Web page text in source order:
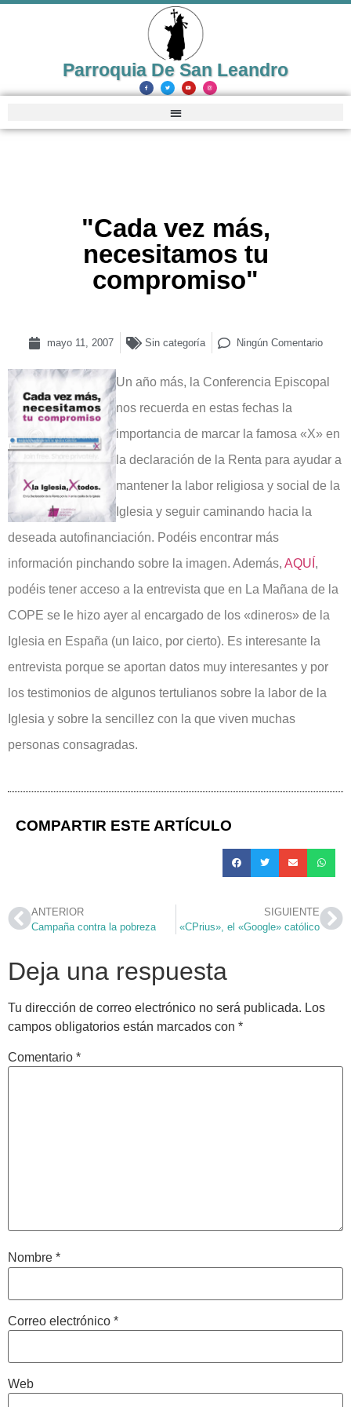
Parroquia De San Leandro
"Cada vez más,
necesitamos tu
compromiso"
mayo 11, 2007 Sin categoría Ningún Comentario
Un año más, la Conferencia Episcopal
nos recuerda en estas fechas la
importancia de marcar la famosa «X» en
la declaración de la Renta para ayudar a
mantener la labor religiosa y social de la
Iglesia y seguir caminando hacia la
deseada autofinanciación. Podéis encontrar más
información pinchando sobre la imagen. Además, AQUÍ ,
podéis tener acceso a la entrevista que en La Mañana de la
COPE se le hizo ayer al encargado de los «dineros» de la
Iglesia en España (un laico, por cierto). Es interesante la
entrevista porque se aportan datos muy interesantes y por
los testimonios de algunos tertulianos sobre la labor de la
Iglesia y sobre la sencillez con la que viven muchas
personas consagradas.
COMPARTIR ESTE ARTÍCULO
ANTERIOR
Campaña contra la pobreza
SIGUIENTE
«CPrius», el «Google» católico
Deja una respuesta
Tu dirección de correo electrónico no será publicada. Los
campos obligatorios están marcados con *
Comentario *
Nombre *
Correo electrónico *
Web